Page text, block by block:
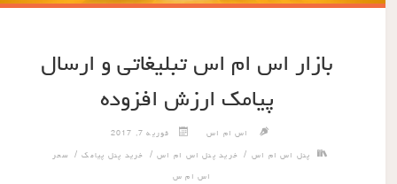
بازار اس ام اس تبلیغاتی و ارسال
پیامک ارزش افزوده
اس ام اس فوریه 7, 2017
پنل اس ام اس/ خرید پنل اس ام اس / خرید پنل پیامک/ سحر
اس ام س